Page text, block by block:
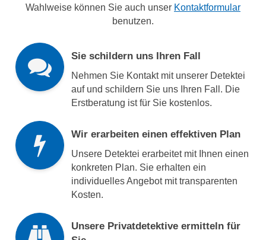
Wahlweise können Sie auch unser Kontaktformular
benutzen.
Sie schildern uns Ihren Fall
Nehmen Sie Kontakt mit unserer Detektei
auf und schildern Sie uns Ihren Fall. Die
Erstberatung ist für Sie kostenlos.
Wir erarbeiten einen effektiven Plan
Unsere Detektei erarbeitet mit Ihnen einen
konkreten Plan. Sie erhalten ein
individuelles Angebot mit transparenten
Kosten.
Unsere Privatdetektive ermitteln für